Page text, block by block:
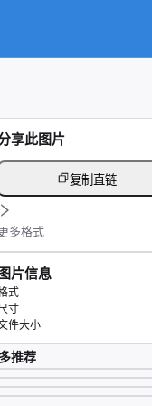
享此图片
复制直链
多格式
片信息
式
寸
件大小
推荐